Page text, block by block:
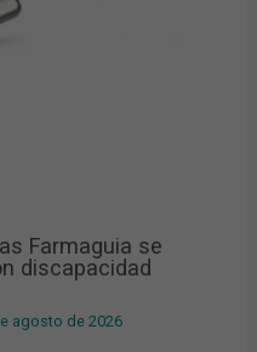
Farmaguia se
discapacidad
agosto de 2026